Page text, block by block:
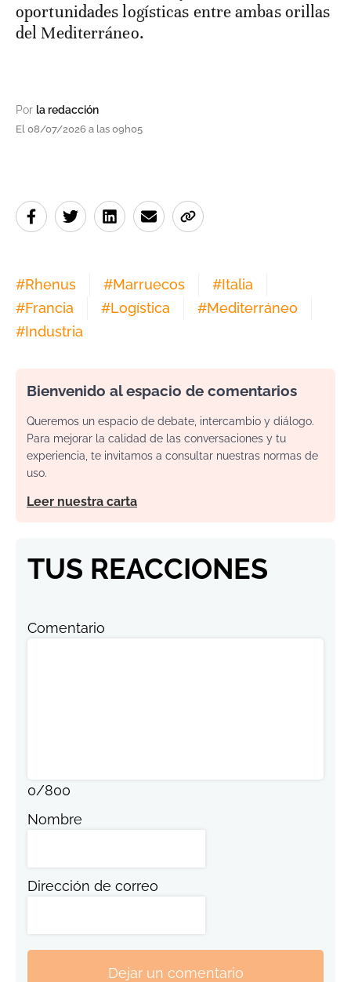
oportunidades logísticas entre ambas orillas
del Mediterráneo.
Por la redacción
El 08/07/2026 a las 09h05
#Rhenus #Marruecos #Italia
#Francia #Logística #Mediterráneo
#Industria
Bienvenido al espacio de comentarios
Queremos un espacio de debate, intercambio y diálogo.
Para mejorar la calidad de las conversaciones y tu
experiencia, te invitamos a consultar nuestras normas de
uso.
Leer nuestra carta
TUS REACCIONES
Comentario
0/800
Nombre
Dirección de correo
Dejar un comentario